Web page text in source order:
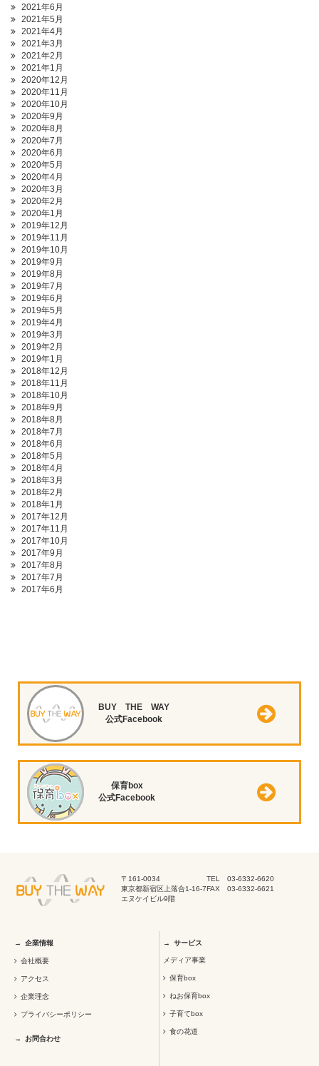
2021年6月
2021年5月
2021年4月
2021年3月
2021年2月
2021年1月
2020年12月
2020年11月
2020年10月
2020年9月
2020年8月
2020年7月
2020年6月
2020年5月
2020年4月
2020年3月
2020年2月
2020年1月
2019年12月
2019年11月
2019年10月
2019年9月
2019年8月
2019年7月
2019年6月
2019年5月
2019年4月
2019年3月
2019年2月
2019年1月
2018年12月
2018年11月
2018年10月
2018年9月
2018年8月
2018年7月
2018年6月
2018年5月
2018年4月
2018年3月
2018年2月
2018年1月
2017年12月
2017年11月
2017年10月
2017年9月
2017年8月
2017年7月
2017年6月
BUY THE WAY
公式Facebook
保育box
公式Facebook
〒161-0034
東京都新宿区上落合1-16-7
エヌケイビル9階
TEL 03-6332-6620
FAX 03-6332-6621
企業情報
会社概要
アクセス
企業理念
プライバシーポリシー
お問合わせ
サービス
メディア事業
保育box
ねお保育box
子育てbox
食の花道